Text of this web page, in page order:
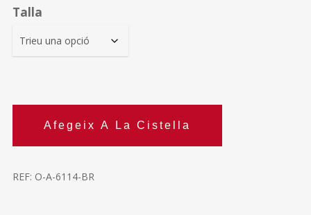
Talla
Afegeix A La Cistella
REF: O-A-6114-BR